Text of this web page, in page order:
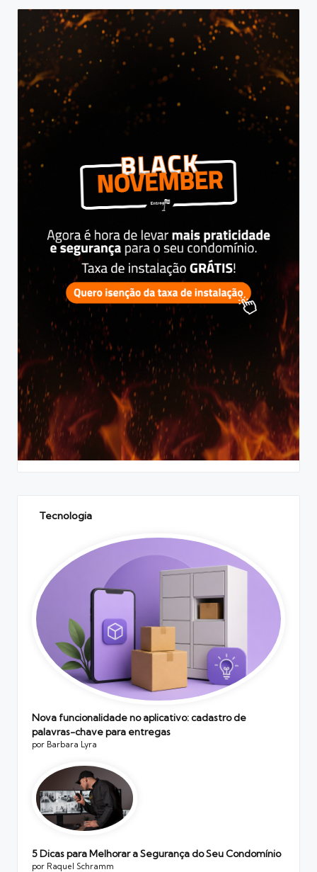
Tecnologia
Nova funcionalidade no aplicativo: cadastro de
palavras-chave para entregas
por Barbara Lyra
5 Dicas para Melhorar a Segurança do Seu Condomínio
por Raquel Schramm